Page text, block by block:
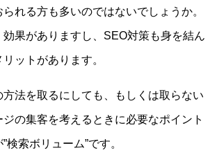
れる方も多いのではないでしょうか。
果がありますし、SEO対策も身を結ん
ットがあります。
法を取るにしても、もしくは取らない
の集客を考えるときに必要なポイント
検索ボリューム”です。